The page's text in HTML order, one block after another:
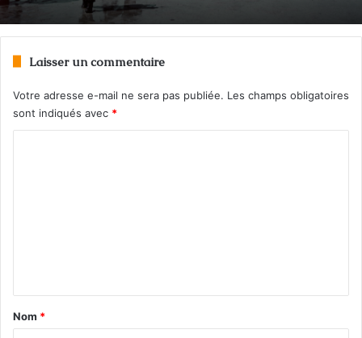
Laisser un commentaire
Votre adresse e-mail ne sera pas publiée. Les champs obligatoires
sont indiqués avec *
a
Nom *